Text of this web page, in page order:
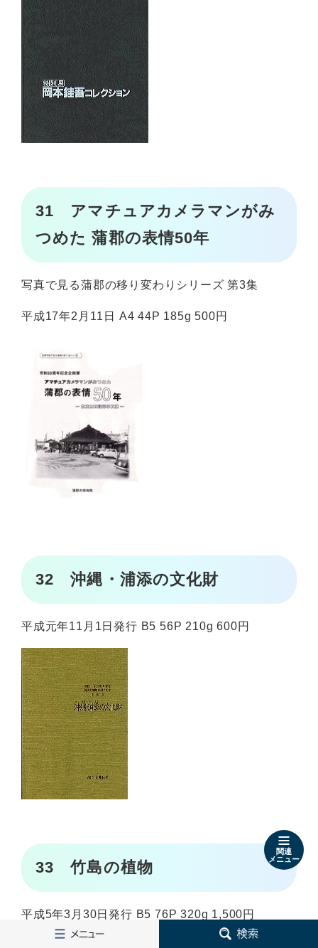
関連
メニュー
31 アマチュアカメラマンがみ
つめた 蒲郡の表情50年
写真で見る蒲郡の移り変わりシリーズ 第3集
平成17年2月11日 A4 44P 185g 500円
32 沖縄・浦添の文化財
平成元年11月1日発行 B5 56P 210g 600円
33 竹島の植物
平成5年3月30日発行 B5 76P 320g 1,500円